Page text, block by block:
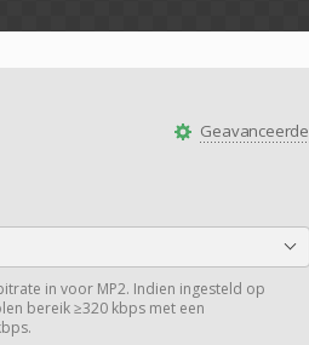
Geavanceerde
in voor MP2. Indien ingesteld op
bereik ≥320 kbps met een